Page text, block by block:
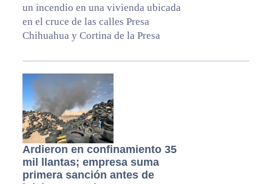
un incendio en una vivienda ubicada
en el cruce de las calles Presa
Chihuahua y Cortina de la Presa
Ardieron en confinamiento 35
mil llantas; empresa suma
primera sanción antes de